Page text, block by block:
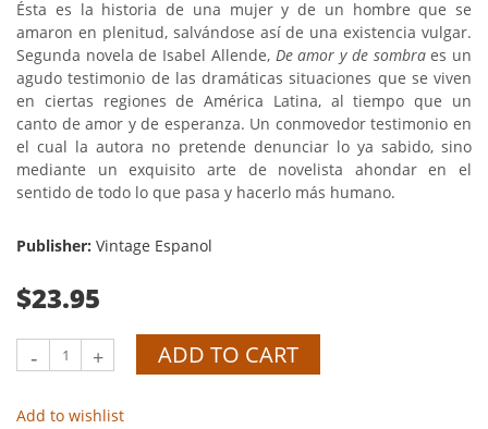
Ésta es la historia de una mujer y de un hombre que se
amaron en plenitud, salvándose así de una existencia vulgar.
Segunda novela de Isabel Allende, De amor y de sombraes un
agudo testimonio de las dramáticas situaciones que se viven
en ciertas regiones de América Latina, al tiempo que un
canto de amor y de esperanza. Un conmovedor testimonio en
el cual la autora no pretende denunciar lo ya sabido, sino
mediante un exquisito arte de novelista ahondar en el
sentido de todo lo que pasa y hacerlo más humano.
Publisher: Vintage Espanol
$23.95
- + ADD TO CART
Add to wishlist